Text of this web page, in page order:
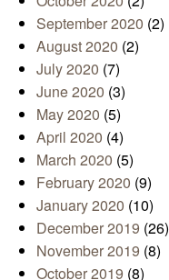
September 2020 (2)
August 2020 (2)
July 2020 (7)
June 2020 (3)
May 2020 (5)
April 2020 (4)
March 2020 (5)
February 2020 (9)
January 2020 (10)
December 2019 (26)
November 2019 (8)
October 2019 (8)